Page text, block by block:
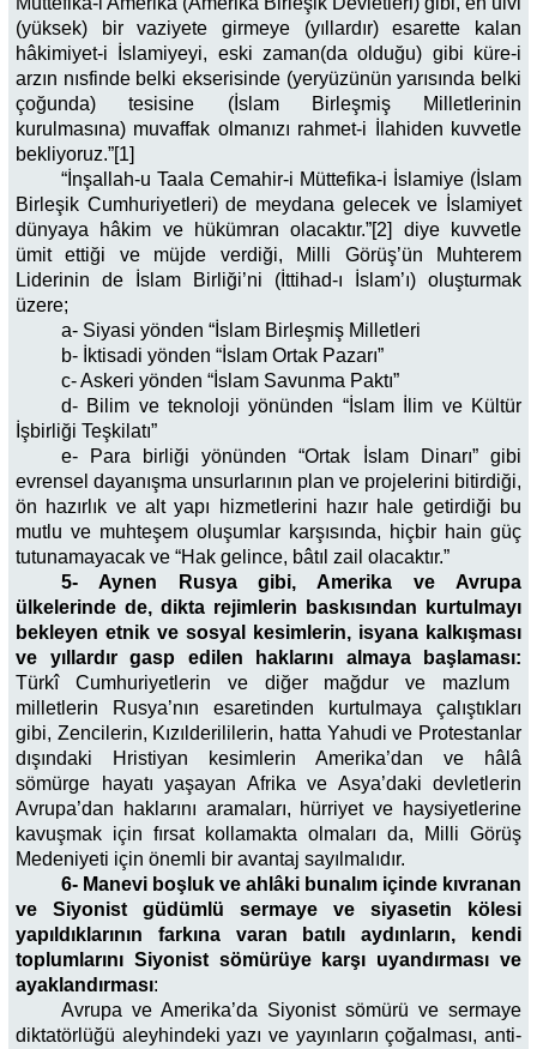
(yüksek) bir vaziyete girmeye (yıllardır) esarette kalan
hâkimiyet-i İslamiyeyi, eski zaman(da olduğu) gibi küre-i
arzın nısfinde belki ekserisinde (yeryüzünün yarısında belki
çoğunda) tesisine (İslam Birleşmiş Milletlerinin
kurulmasına) muvaffak olmanızı rahmet-i İlahiden kuvvetle
bekliyoruz.”[1]
“İnşallah-u Taala Cemahir-i Müttefika-i İslamiye (İslam
Birleşik Cumhuriyetleri) de meydana gelecek ve İslamiyet
dünyaya hâkim ve hükümran olacaktır.”[2]
diye kuvvetle
ümit ettiği ve müjde verdiği, Milli Görüş’ün Muhterem
Liderinin de İslam Birliği’ni (İttihad-ı İslam’ı) oluşturmak
üzere;
a- Siyasi yönden “İslam Birleşmiş Milletleri
b- İktisadi yönden “İslam Ortak Pazarı”
c- Askeri yönden “İslam Savunma Paktı”
d- Bilim ve teknoloji yönünden “İslam İlim ve Kültür
İşbirliği Teşkilatı”
e- Para birliği yönünden “Ortak İslam Dinarı” gibi
evrensel dayanışma unsurlarının plan ve projelerini bitirdiği,
ön hazırlık ve alt yapı hizmetlerini hazır hale getirdiği bu
mutlu ve muhteşem oluşumlar karşısında, hiçbir hain güç
tutunamayacak ve “Hak gelince, bâtıl zail olacaktır.”
5- Aynen Rusya gibi, Amerika ve Avrupa
ülkelerinde de, dikta rejimlerin baskısından kurtulmayı
bekleyen etnik ve sosyal kesimlerin, isyana kalkışması
ve yıllardır gasp edilen haklarını almaya başlaması:
Türkî Cumhuriyetlerin ve diğer mağdur ve mazlum
milletlerin Rusya’nın esaretinden kurtulmaya çalıştıkları
gibi, Zencilerin, Kızılderililerin, hatta Yahudi ve Protestanlar
dışındaki Hristiyan kesimlerin Amerika’dan ve hâlâ
sömürge hayatı yaşayan Afrika ve Asya’daki devletlerin
Avrupa’dan haklarını aramaları, hürriyet ve haysiyetlerine
kavuşmak için fırsat kollamakta olmaları da, Milli Görüş
Medeniyeti için önemli bir avantaj sayılmalıdır.
6- Manevi boşluk ve ahlâki bunalım içinde kıvranan
ve Siyonist güdümlü sermaye ve siyasetin kölesi
yapıldıklarının farkına varan batılı aydınların, kendi
toplumlarını Siyonist sömürüye karşı uyandırması ve
ayaklandırması:
Avrupa ve Amerika’da Siyonist sömürü ve sermaye
diktatörlüğü aleyhindeki yazı ve yayınların çoğalması, anti-